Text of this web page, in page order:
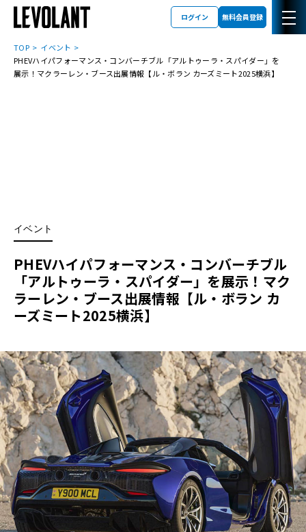
ログイン 無料会員登録
TOP
イベント
PHEVハイパフォーマンス・コンバーチブル「アルトゥーラ・スパイダー」を
展示！マクラーレン・ブース出展情報【ル・ボラン カーズミート2025横浜】
イベント
PHEVハイパフォーマンス・コンバーチブル
「アルトゥーラ・スパイダー」を展示！マク
ラーレン・ブース出展情報【ル・ボラン カ
ーズミート2025横浜】